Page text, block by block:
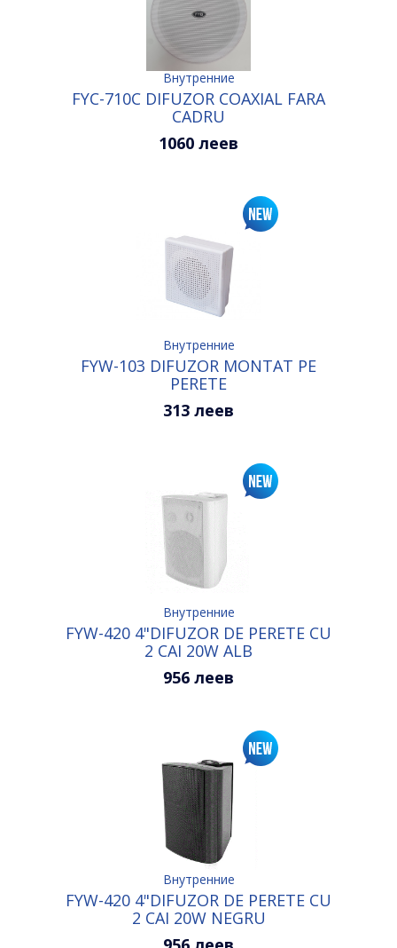
Внутренние
FYC-710С DIFUZOR COAXIAL FARA
CADRU
1060 леев
Внутренние
FYW-103 DIFUZOR MONTAT PE
PERETE
313 леев
Внутренние
FYW-420 4"DIFUZOR DE PERETE CU
2 CAI 20W ALB
956 леев
Внутренние
FYW-420 4"DIFUZOR DE PERETE CU
2 CAI 20W NEGRU